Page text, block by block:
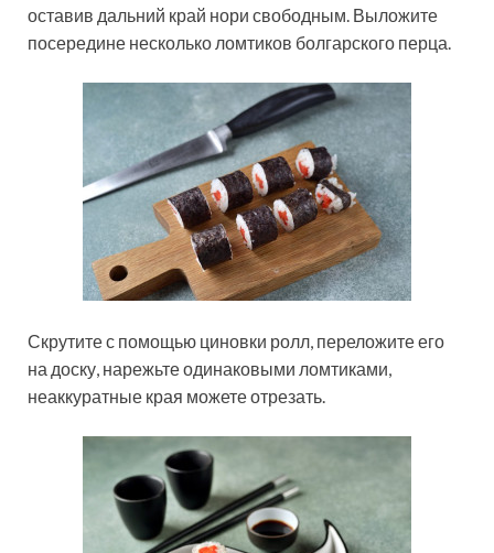
оставив дальний край нори свободным. Выложите
посередине несколько ломтиков болгарского перца.
Скрутите с помощью циновки ролл, переложите его
на доску, нарежьте одинаковыми ломтиками,
неаккуратные края можете отрезать.